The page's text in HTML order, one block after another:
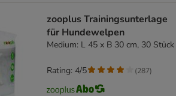
zooplus Trainingsunterlage
für Hundewelpen
Medium: L 45 x B 30 cm, 30 Stück
Rating: 4/5 (287)